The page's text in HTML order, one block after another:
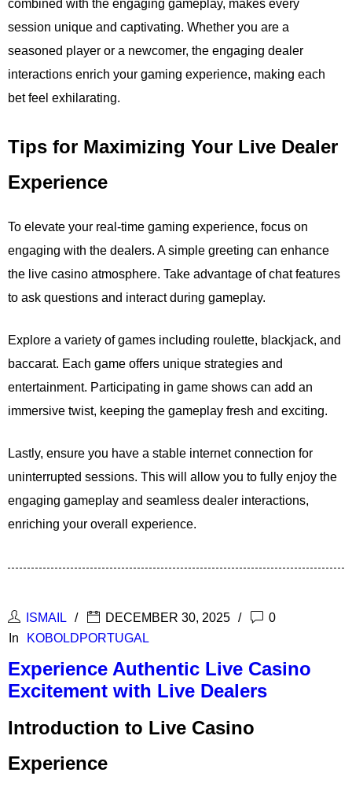
combined with the engaging gameplay, makes every
session unique and captivating. Whether you are a
seasoned player or a newcomer, the engaging dealer
interactions enrich your gaming experience, making each
bet feel exhilarating.
Tips for Maximizing Your Live Dealer
Experience
To elevate your real-time gaming experience, focus on
engaging with the dealers. A simple greeting can enhance
the live casino atmosphere. Take advantage of chat features
to ask questions and interact during gameplay.
Explore a variety of games including roulette, blackjack, and
baccarat. Each game offers unique strategies and
entertainment. Participating in game shows can add an
immersive twist, keeping the gameplay fresh and exciting.
Lastly, ensure you have a stable internet connection for
uninterrupted sessions. This will allow you to fully enjoy the
engaging gameplay and seamless dealer interactions,
enriching your overall experience.
ISMAIL DECEMBER 30, 2025
0
In
KOBOLDPORTUGAL
Experience Authentic Live Casino
Excitement with Live Dealers
Introduction to Live Casino
Experience